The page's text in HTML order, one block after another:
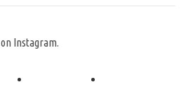
on Instagram.